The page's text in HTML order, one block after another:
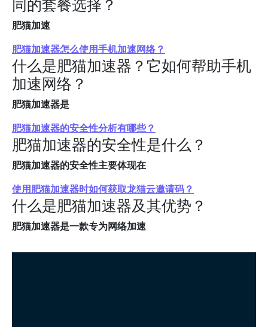
同的套餐选择？
肥猫加速
肥猫加速器怎么使用手机加速网络？
什么是肥猫加速器？它如何帮助手机
加速网络？
肥猫加速器是
肥猫加速器的安全性分析有哪些？
肥猫加速器的安全性是什么？
肥猫加速器的安全性主要体现在
使用肥猫加速器时如何获取龙猫云邀请码？
什么是肥猫加速器及其优势？
肥猫加速器是一款专为网络加速